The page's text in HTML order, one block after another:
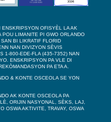
OFISYÈL LA AK
POU LIMANITE PI GWO ORLANDO
BI LIKRATIF FLORID
NAN DIVIZYON SÈVIS
1-800-EDE-FLA (435-7352) NAN
ENSKRIPSYON PA VLE DI
PA ETA A.
& KONTE OSCEOLA SE YON
AK KONTE OSCEOLA PA
ORIJIN NASYONAL, SÈKS, LAJ,
OSWA AKTIVITE, TRAVAY, OSWA